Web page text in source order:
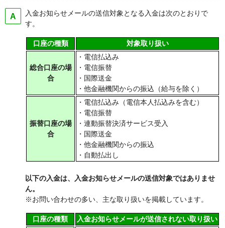
入金お知らせメールの送信対象となる入金は次のとおりで
す。
口座の種類 対象取り扱い
総合口座の場
合
・電信払込み
・電信振替
・国際送金
・他金融機関からの振込（給与を除く）
振替口座の場
合
・電信払込み（電信本人払込みを含む）
・電信振替
・連動振替決済サービス受入
・国際送金
・他金融機関からの振込
・自動払出し
以下の入金は、入金お知らせメールの送信対象ではありませ
ん。
※お問い合わせの多い、主な取り扱いを掲載しています。
口座の種類 入金お知らせメールが送信されない取り扱い